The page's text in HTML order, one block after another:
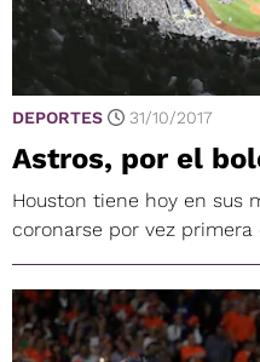
DEPORTES 31/10/2017
Astros, por el
Houston tiene hoy en sus
coronarse por vez